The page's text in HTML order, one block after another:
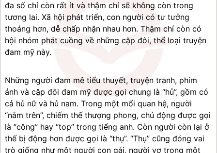
đa số chỉ còn rất ít và thậm chí sẽ không còn trong
tương lai. Xã hội phát triển, con người có tư tưởng
thoáng hơn, dễ chấp nhận nhau hơn. Thậm chí còn có
hội nhóm phát cuồng về những cặp đôi, thể loại truyện
đam mỹ này.
Những người đam mê tiểu thuyết, truyện tranh, phim
ảnh và cặp đôi đam mỹ được gọi chung là “hủ”, gồm có
cả hủ nữ và hủ nam. Trong một mối quan hệ, người
“nằm trên”, chiếm thế thượng phong, chủ động được gọi
là “công” hay “top” trong tiếng anh. Còn người còn lại ở
thế bị động hơn được gọi là “thụ”. “Thụ” cũng đóng vai
trò giống như một người con gái, người vợ trong một